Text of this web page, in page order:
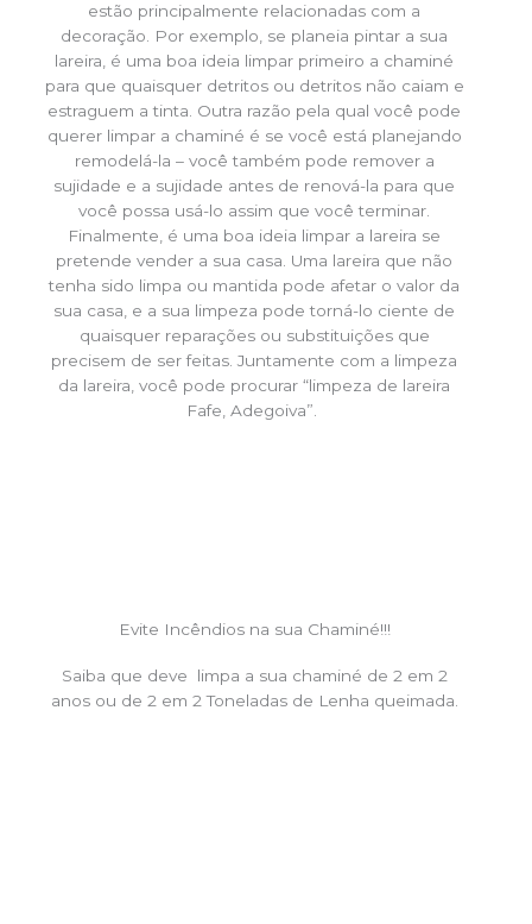
estão principalmente relacionadas com a
decoração. Por exemplo, se planeia pintar a sua
lareira, é uma boa ideia limpar primeiro a chaminé
para que quaisquer detritos ou detritos não caiam e
estraguem a tinta. Outra razão pela qual você pode
querer limpar a chaminé é se você está planejando
remodelá-la – você também pode remover a
sujidade e a sujidade antes de renová-la para que
você possa usá-lo assim que você terminar.
Finalmente, é uma boa ideia limpar a lareira se
pretende vender a sua casa. Uma lareira que não
tenha sido limpa ou mantida pode afetar o valor da
sua casa, e a sua limpeza pode torná-lo ciente de
quaisquer reparações ou substituições que
precisem de ser feitas. Juntamente com a limpeza
da lareira, você pode procurar “limpeza de lareira
Fafe, Adegoiva”.
Evite Incêndios na sua Chaminé!!!
Saiba que deve limpa a sua chaminé de 2 em 2
anos ou de 2 em 2 Toneladas de Lenha queimada.